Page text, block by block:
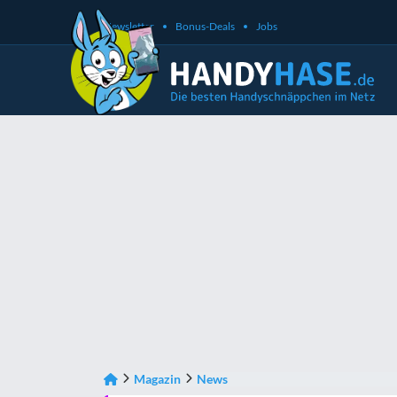
Newsletter Bonus-Deals Jobs
Magazin News